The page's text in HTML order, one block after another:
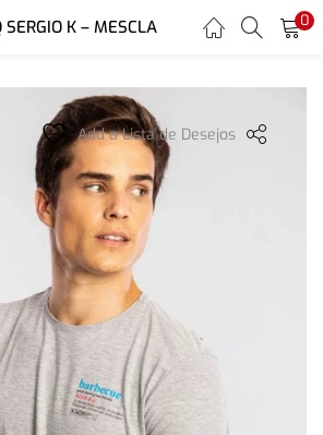
K – MESCLA 0
Add a Lista de Desejos
REGISTER
password to login.
Login